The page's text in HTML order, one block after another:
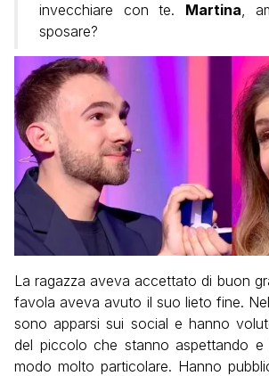
invecchiare con te. Martina,
sposare?
La ragazza aveva accettato di buon
favola aveva avuto il suo lieto fine.
sono apparsi sui social e hanno
del piccolo che stanno aspettando
modo molto particolare. Hanno